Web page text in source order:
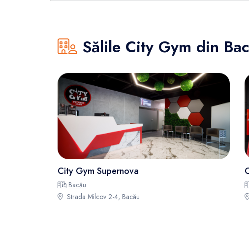
Sălile City Gym din
City Gym Supernova
Bacău
Strada Milcov 2-4, Bacău